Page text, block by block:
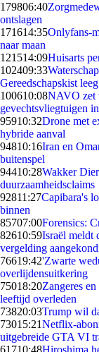
179806:40
ontslagen
171614:35Onlyfans-
naar maan
121514:09Huisarts
102409:33
Gereedschapskist leeg
100610:08NAVO zet
gevechtsvliegtuigen in
95910:32Drone met
hybride aanval
94810:16Iran en
buitenspel
94410:28Wakker
duurzaamheidsclaims
92811:27Capibara's
binnen
85707:00Forensics:
82610:59Israël meldt
vergelding
76619:42'Zwarte
overlijdensuitkering
75018:20Zangeres
leeftijd overleden
73820:03Trump wil
73015:21Netflix-
uitgebreide GTA VI
61710:48Hiroshima